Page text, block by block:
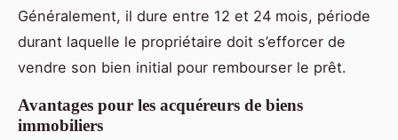
Généralement, il dure entre 12 et 24 mois, période
durant laquelle le propriétaire doit s’efforcer de
vendre son bien initial pour rembourser le prêt.
Avantages pour les acquéreurs de biens
immobiliers